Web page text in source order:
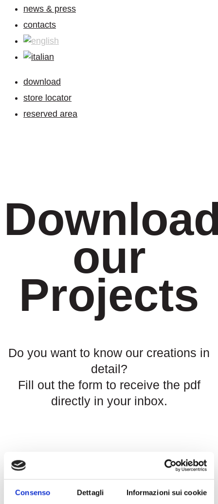
Consenso Dettagli Informazioni sui cookie
news & press
contacts
download
store locator
reserved area
our
Projects
Do you want to know our creations in
detail?
Fill out the form to receive the pdf
directly in your inbox.
Fill in the Form